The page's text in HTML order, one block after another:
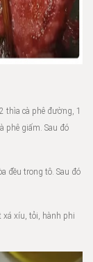
thìa cà phê đường, 1
phê giấm. Sau đó
đều trong tô. Sau đó
xíu, tỏi, hành phi